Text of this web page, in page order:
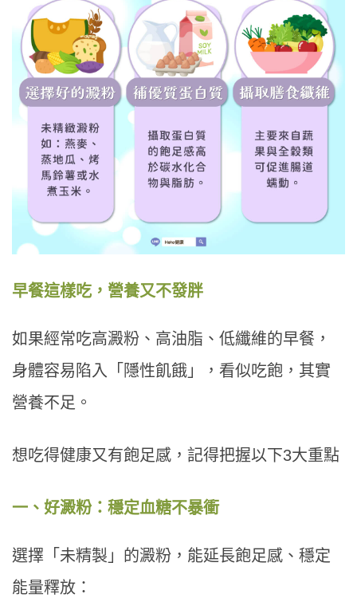
早餐這樣吃，營養又不發胖
如果經常吃高澱粉、高油脂、低纖維的早餐，
身體容易陷入「隱性飢餓」，看似吃飽，其實
營養不足。
想吃得健康又有飽足感，記得把握以下3大重點
一、好澱粉：穩定血糖不暴衝
選擇「未精製」的澱粉，能延長飽足感、穩定
能量釋放：